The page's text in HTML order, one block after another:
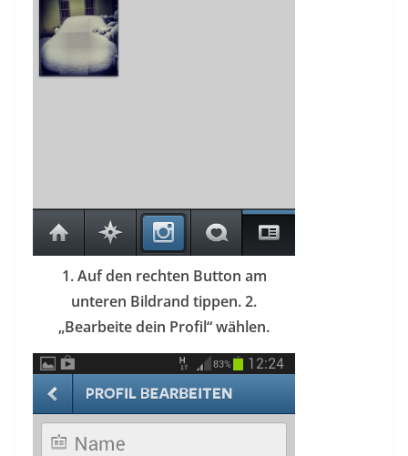
1. Auf den rechten Button am
unteren Bildrand tippen. 2.
„Bearbeite dein Profil“ wählen.